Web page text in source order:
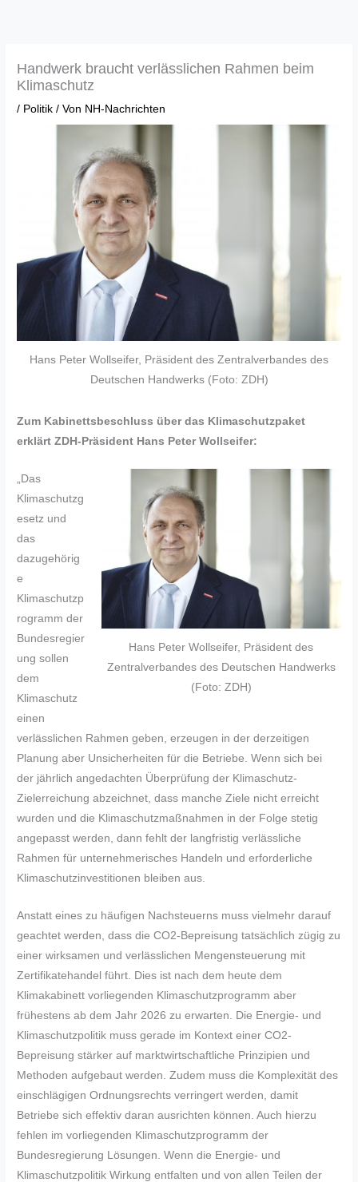
Handwerk braucht verlässlichen Rahmen beim
Klimaschutz
/ Politik / Von NH-Nachrichten
Hans Peter Wollseifer, Präsident des Zentralverbandes des
Deutschen Handwerks (Foto: ZDH)
Zum Kabinettsbeschluss über das Klimaschutzpaket
erklärt ZDH-Präsident Hans Peter Wollseifer:
Hans Peter Wollseifer, Präsident des
Zentralverbandes des Deutschen Handwerks
(Foto: ZDH)
„Das
Klimaschutzg
esetz und
das
dazugehörig
e
Klimaschutzp
rogramm der
Bundesregier
ung sollen
dem
Klimaschutz
einen
verlässlichen Rahmen geben, erzeugen in der derzeitigen
Planung aber Unsicherheiten für die Betriebe. Wenn sich bei
der jährlich angedachten Überprüfung der Klimaschutz-
Zielerreichung abzeichnet, dass manche Ziele nicht erreicht
wurden und die Klimaschutzmaßnahmen in der Folge stetig
angepasst werden, dann fehlt der langfristig verlässliche
Rahmen für unternehmerisches Handeln und erforderliche
Klimaschutzinvestitionen bleiben aus.
Anstatt eines zu häufigen Nachsteuerns muss vielmehr darauf
geachtet werden, dass die CO2-Bepreisung tatsächlich zügig zu
einer wirksamen und verlässlichen Mengensteuerung mit
Zertifikatehandel führt. Dies ist nach dem heute dem
Klimakabinett vorliegenden Klimaschutzprogramm aber
frühestens ab dem Jahr 2026 zu erwarten. Die Energie- und
Klimaschutzpolitik muss gerade im Kontext einer CO2-
Bepreisung stärker auf marktwirtschaftliche Prinzipien und
Methoden aufgebaut werden. Zudem muss die Komplexität des
einschlägigen Ordnungsrechts verringert werden, damit
Betriebe sich effektiv daran ausrichten können. Auch hierzu
fehlen im vorliegenden Klimaschutzprogramm der
Bundesregierung Lösungen. Wenn die Energie- und
Klimaschutzpolitik Wirkung entfalten und von allen Teilen der